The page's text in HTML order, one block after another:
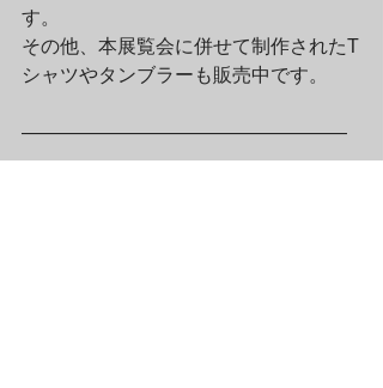
す。
その他、本展覧会に併せて制作されたT
シャツやタンブラーも販売中です。
—————————————————
——–